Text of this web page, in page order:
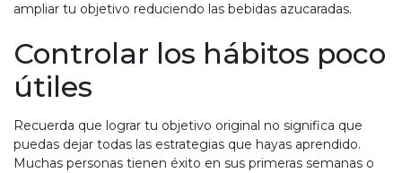
ampliar tu objetivo reduciendo las bebidas azucaradas.
Controlar los hábitos poco
útiles
Recuerda que lograr tu objetivo original no significa que
puedas dejar todas las estrategias que hayas aprendido.
Muchas personas tienen éxito en sus primeras semanas o